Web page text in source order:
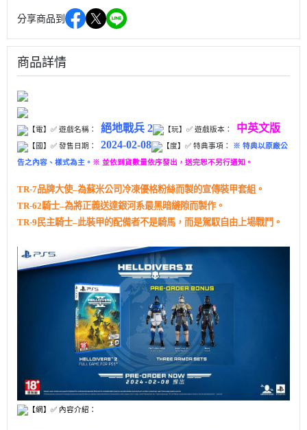
分享商品到
商品詳情
【電】✅ 遊戲名稱： 絕地戰兵 2 【玩】 ✅ 遊戲版本： 中英文版
【國】✅ 發售日期： 2024-02-08 【度】✅ 特典事項： ※ 特典以原廠公
告之內容、樣式為主。 ※ 並依到貨數量依序發出，送完恕不另行通知。
TR-7品牌大使–為蘇米公司冷凍優格粉絲而製的宣傳裝甲套組。
TR-62騎士–為將正義送達銀河系最黑暗縫隙而製作。
TR-9 民主騎士–此裝甲的配備者不是騎馬， 而是駕馭自由上場戰鬥。
【網】✅ 內容介紹：